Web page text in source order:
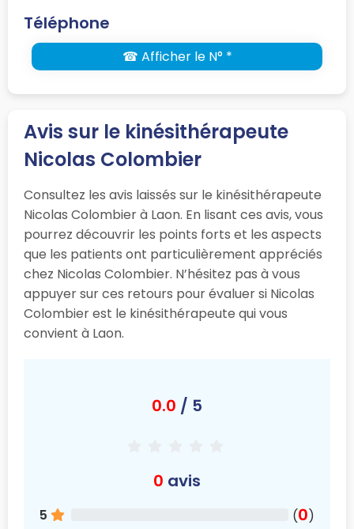
Téléphone
☎ Afficher le N° *
Avis sur le kinésithérapeute
Nicolas Colombier
Consultez les avis laissés sur le kinésithérapeute
Nicolas Colombier à Laon. En lisant ces avis, vous
pourrez découvrir les points forts et les aspects
que les patients ont particulièrement appréciés
chez Nicolas Colombier. N’hésitez pas à vous
appuyer sur ces retours pour évaluer si Nicolas
Colombier est le kinésithérapeute qui vous
convient à Laon.
0.0 / 5
0 avis
5 (0)